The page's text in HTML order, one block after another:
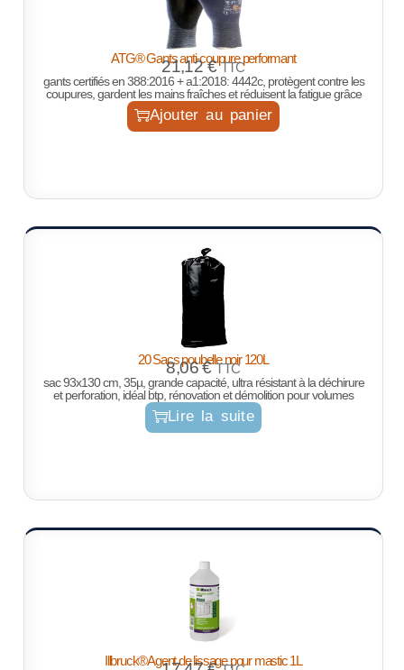
ATG® Gants anti-coupure performant
21,12€ TTC
gants certifiés en 388:2016 + a1:2018: 4442c, protègent contre les
coupures, gardent les mains fraîches et réduisent la fatigue grâce
Ajouter au panier
20 Sacs poubelle noir 120L
8,06€ TTC
sac 93x130 cm, 35µ, grande capacité, ultra résistant à la déchirure
et perforation, idéal btp, rénovation et démolition pour volumes
Lire la suite
Illbruck®Agent de lissage pour mastic 1L